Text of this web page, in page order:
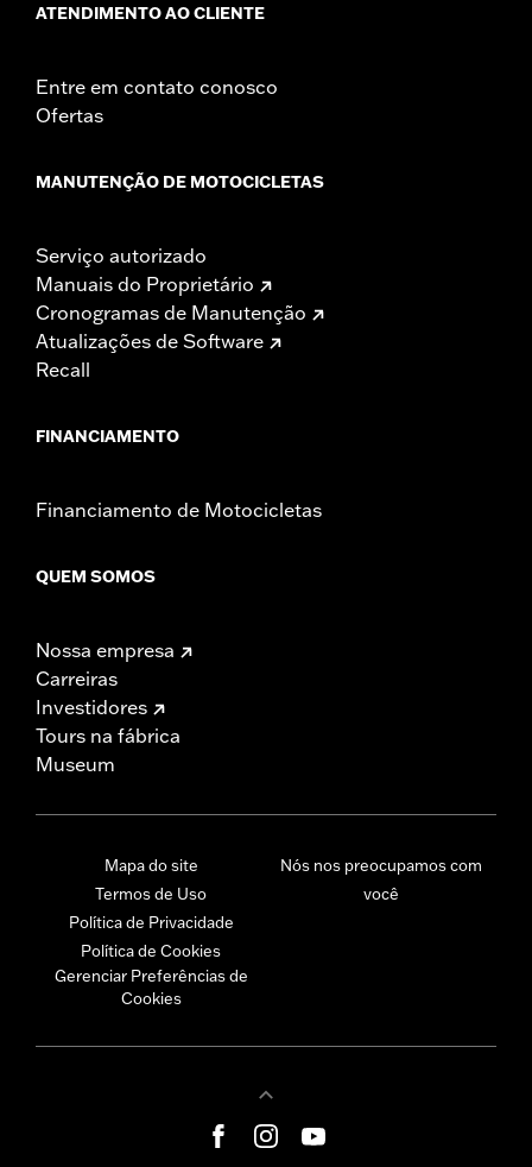
ATENDIMENTO AO CLIENTE
Entre em contato conosco
Ofertas
MANUTENÇÃO DE MOTOCICLETAS
Serviço autorizado
Manuais do Proprietário
Cronogramas de Manutenção
Atualizações de Software
Recall
FINANCIAMENTO
Financiamento de Motocicletas
QUEM SOMOS
Nossa empresa
Carreiras
Investidores
Tours na fábrica
Museum
Mapa do site
Termos de Uso
Política de Privacidade
Política de Cookies
Gerenciar Preferências de
Cookies
Nós nos preocupamos com
você